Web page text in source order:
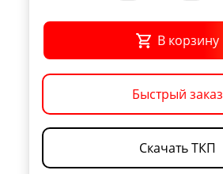
В корзину
Быстрый заказ
Скачать ТКП